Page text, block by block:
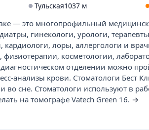
Тульская1037 м
— это многопрофильный
гинекологи, урологи,
кардиологи, лоры, аллергологи и
физиотерапии, косметологии,
отделении можно
анализы крови. Стоматологи Бест
во сне. Стоматологи используют в
на томографе Vatech Green 16. →